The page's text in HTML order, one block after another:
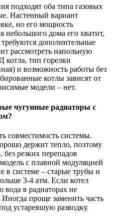
подходят оба типа газовых
Настенный вариант
но его мощность
небольшого дома его хватит,
дополнительные
рассмотреть напольную
тип горелки
и возможность работы без
котлы зависят от
модели – нет.
чугунные радиаторы с
совместимость системы.
держит тепло, поэтому
без резких перепадов
с плавной модуляцией
в системе – старые трубы и
3-4 атм. Если котел
вода в радиаторах не
проще заменить часть
устаревшую разводку.